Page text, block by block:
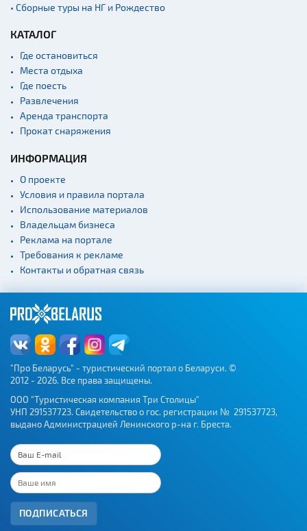
Памятники
Памятники известным
людям
Кладбище
Монастыри
Костелы
Концертные залы
экскурсий: г. Минск
Спортивные
сооружения
Веломаршруты
Аэропорты
Железнодорожные
вокзалы
• Сборные туры на НГ и Рождество
КАТАЛОГ
Где остановиться
Места отдыха
Где поесть
Развлечения
Аренда транспорта
Прокат снаряжения
ИНФОРМАЦИЯ
О проекте
Условия и правила портала
Использование материалов
Владельцам бизнеса
Реклама на портале
Требования к рекламе
Контакты и обратная связь
"Про Беларусь" - туристический портал о Беларуси. ©
2012 - 2026. Все права защищены.
ООО "Туристическая компания Три Столицы"
УНП 291537723. Свидетельство о гос. регистрации № 291537723,
выдано Администрацией Ленинского р-на г. Бреста.
ПОДПИСАТЬСЯ